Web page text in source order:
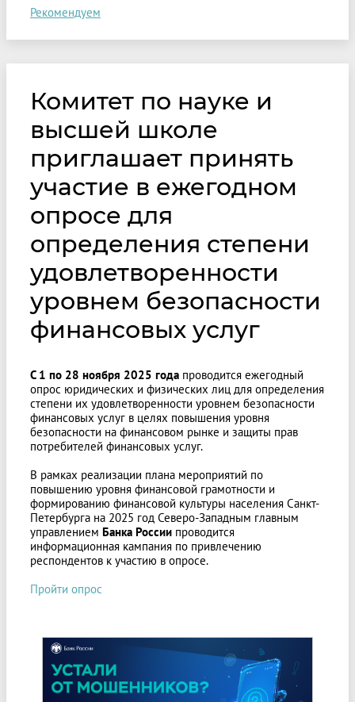
Рекомендуем
Комитет по науке и
высшей школе
приглашает принять
участие в ежегодном
опросе для
определения степени
удовлетворенности
уровнем безопасности
финансовых услуг
С 1 по 28 ноября 2025 года проводится ежегодный
опрос юридических и физических лиц для определения
степени их удовлетворенности уровнем безопасности
финансовых услуг в целях повышения уровня
безопасности на финансовом рынке и защиты прав
потребителей финансовых услуг.
В рамках реализации плана мероприятий по
повышению уровня финансовой грамотности и
формированию финансовой культуры населения Санкт-
Петербурга на 2025 год Северо-Западным главным
управлением Банка России проводится
информационная кампания по привлечению
респондентов к участию в опросе.
Пройти опрос